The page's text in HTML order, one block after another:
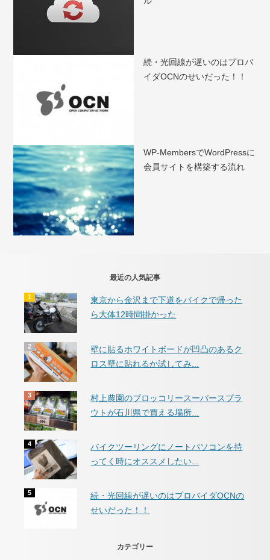
続・光回線が遅いのはプロバ
イダOCNのせいだった！！
WP-MembersでWordPressに
会員サイトを構築する流れ
最近の人気記事
東京から金沢まで下道をバイクで帰った
ら大体12時間掛かった
壁に貼るホワイトボードが凹凸のあるク
ロス壁に貼れるか試してみ...
村上農園のブロッコリースーパースプラ
ウトが石川県で買える場所...
バイクツーリングにノートパソコンを持
ってく時にオススメしたい...
続・光回線が遅いのはプロバイダOCNの
せいだった！！
カテゴリー